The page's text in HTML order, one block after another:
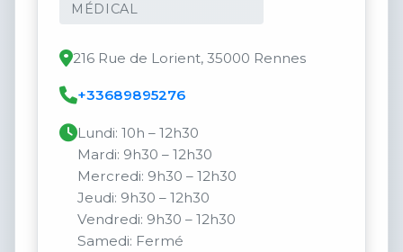
MÉDICAL
216 Rue de Lorient, 35000 Rennes
+33689895276
Lundi: 10h – 12h30
Mardi: 9h30 – 12h30
Mercredi: 9h30 – 12h30
Jeudi: 9h30 – 12h30
Vendredi: 9h30 – 12h30
Samedi: Fermé